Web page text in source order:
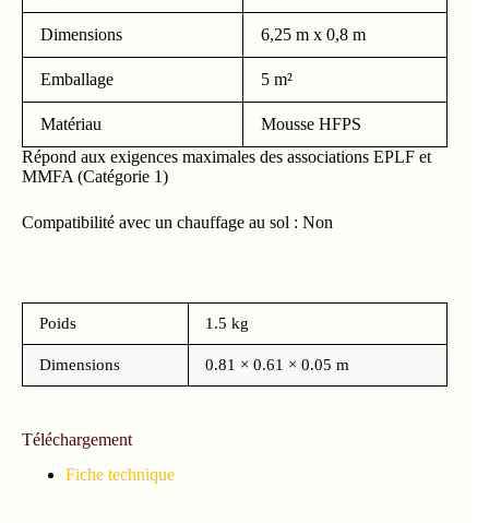
Dimensions 6,25 m x 0,8 m
Emballage 5 m²
Matériau
Mousse HFPS
Répond aux exigences maximales des associations EPLF et
MMFA (Catégorie 1)
Compatibilité avec un chauffage au sol : Non
Poids 1.5 kg
Dimensions 0.81 × 0.61 × 0.05 m
Téléchargement
Fiche technique